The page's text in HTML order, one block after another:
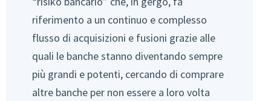
riferimento a un continuo e complesso
flusso di acquisizioni e fusioni grazie alle
quali le banche stanno diventando sempre
più grandi e potenti, cercando di comprare
altre banche per non essere a loro volta